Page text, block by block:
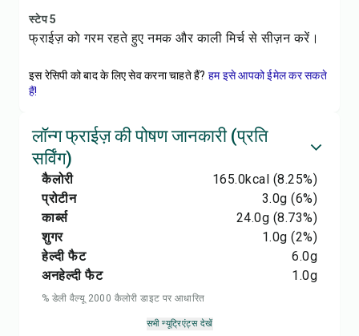
स्टेप 5
फ्राईज़ को गरम रहते हुए नमक और काली मिर्च से सीज़न करें।
इस रेसिपी को बाद के लिए सेव करना चाहते हैं? हम इसे आपको ईमेल कर सकते
हैं!
लॉन्ग फ्राईज़ की पोषण जानकारी (प्रति
सर्विंग)
कैलोरी 165.0kcal (8.25%)
प्रोटीन
3.0g (6%)
कार्ब्स
24.0g (8.73%)
शुगर
1.0g (2%)
हेल्दी फैट
6.0g
अनहेल्दी फैट
1.0g
% डेली वैल्यू 2000 कैलोरी डाइट पर आधारित
सभी न्यूट्रिएंट्स देखें